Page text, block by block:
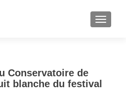
Conservatoire de
blanche du festival